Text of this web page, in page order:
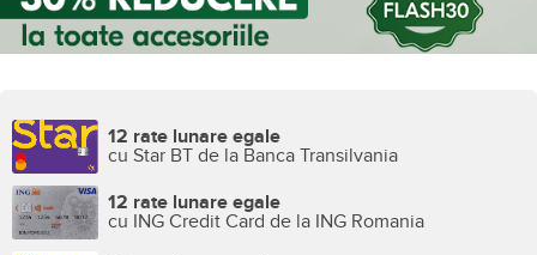
12 rate lunare egale
cu Star BT de la Banca Transilvania
12 rate lunare egale
cu ING Credit Card de la ING Romania